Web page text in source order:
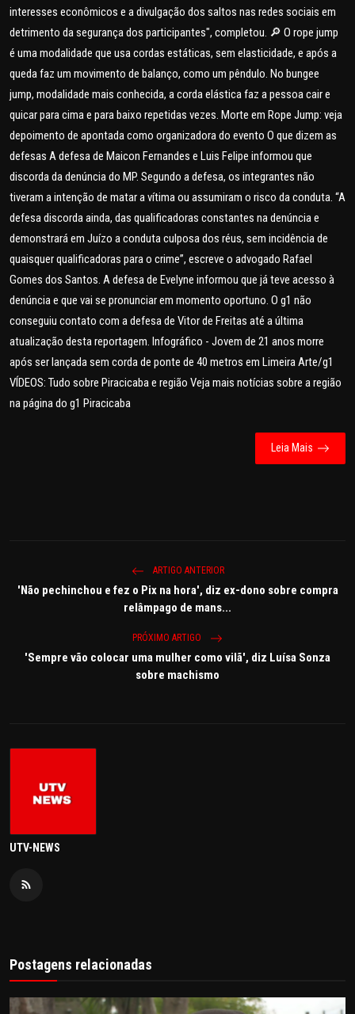
interesses econômicos e a divulgação dos saltos nas redes sociais em
detrimento da segurança dos participantes", completou. 🔎 O rope jump
é uma modalidade que usa cordas estáticas, sem elasticidade, e após a
queda faz um movimento de balanço, como um pêndulo. No bungee
jump, modalidade mais conhecida, a corda elástica faz a pessoa cair e
quicar para cima e para baixo repetidas vezes. Morte em Rope Jump: veja
depoimento de apontada como organizadora do evento O que dizem as
defesas A defesa de Maicon Fernandes e Luis Felipe informou que
discorda da denúncia do MP. Segundo a defesa, os integrantes não
tiveram a intenção de matar a vítima ou assumiram o risco da conduta. “A
defesa discorda ainda, das qualificadoras constantes na denúncia e
demonstrará em Juízo a conduta culposa dos réus, sem incidência de
quaisquer qualificadoras para o crime”, escreve o advogado Rafael
Gomes dos Santos. A defesa de Evelyne informou que já teve acesso à
denúncia e que vai se pronunciar em momento oportuno. O g1 não
conseguiu contato com a defesa de Vitor de Freitas até a última
atualização desta reportagem. Infográfico - Jovem de 21 anos morre
após ser lançada sem corda de ponte de 40 metros em Limeira Arte/g1
VÍDEOS: Tudo sobre Piracicaba e região Veja mais notícias sobre a região
na página do g1 Piracicaba
Leia Mais
ARTIGO ANTERIOR
'Não pechinchou e fez o Pix na hora', diz ex-dono sobre compra
relâmpago de mans...
PRÓXIMO ARTIGO
'Sempre vão colocar uma mulher como vilã', diz Luísa Sonza
sobre machismo
UTV-NEWS
Postagens relacionadas